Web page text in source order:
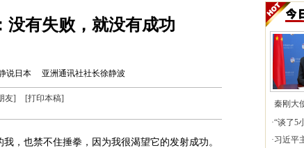
没有失败，就没有成功
说日本 亚洲通讯社社长徐静波
友] [打印本稿]
也禁不住捶拳，因为我很渴望它的发射成功。
秦刚大
·“谈了5
·习近平